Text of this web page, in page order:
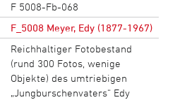
F 5008-Fb-068
F_5008 Meyer, Edy (1877-1967)
Reichhaltiger Fotobestand
(rund 300 Fotos, wenige
Objekte) des umtriebigen
„Jungburschenvaters“ Edy